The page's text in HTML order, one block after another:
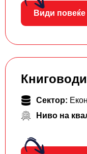
Види повеќе
Сектор:
Ниво на